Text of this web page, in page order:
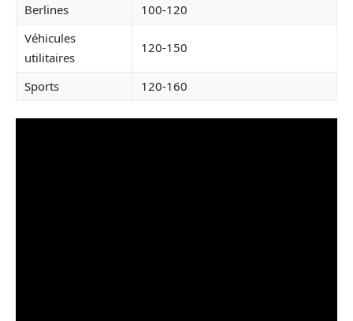
Berlines
100-120
Véhicules
utilitaires
120-150
Sports 120-160